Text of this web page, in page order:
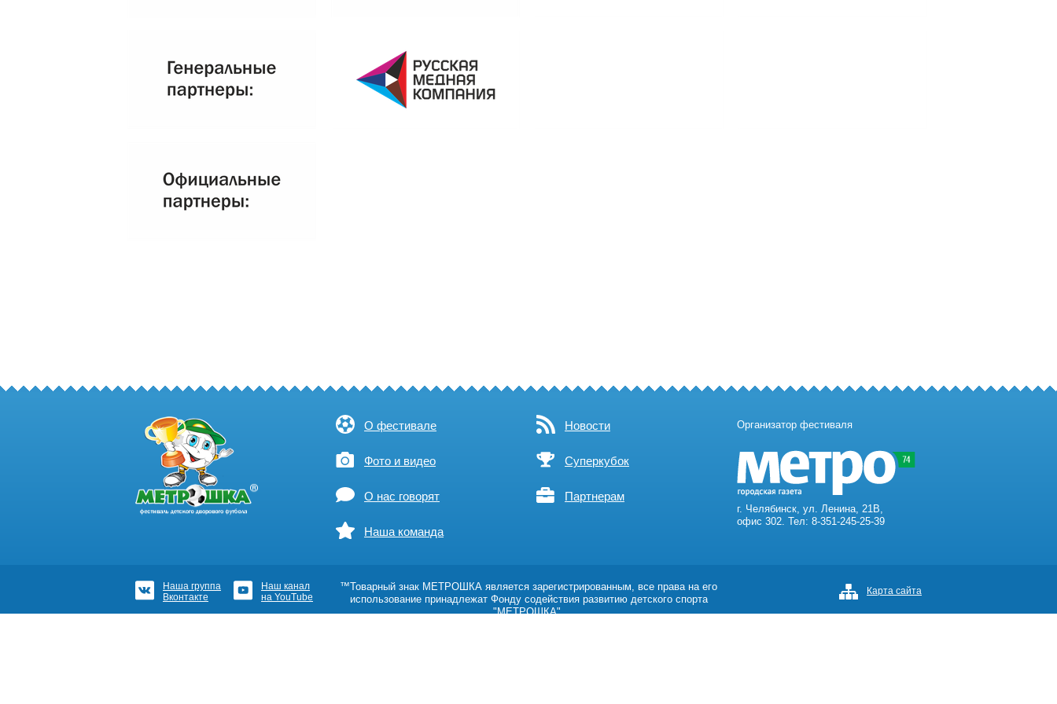
О фестивале Новости
Фото и видео Суперкубок
О нас говорят Партнерам
Наша команда
Организатор фестиваля
г. Челябинск, ул. Ленина, 21В,
офис 302. Тел: 8-351-245-25-39
Наша группа
Вконтакте
Наш канал
на YouTube
™Товарный знак МЕТРОШКА является зарегистрированным, все права на его
использование принадлежат Фонду содействия развитию детского спорта
"МЕТРОШКА".
Карта сайта